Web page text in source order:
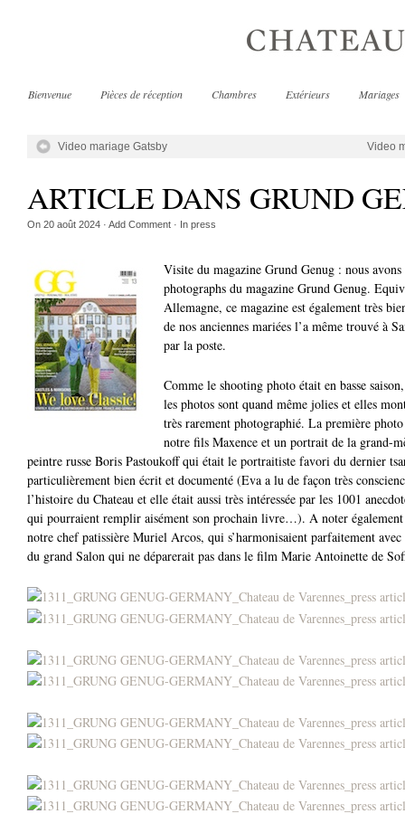
Bienvenue Pièces de réception Chambres Extérieurs Mariages
Video mariage Gatsby Video
ARTICLE DANS GRUND
On 20 août 2024 · Add Comment · In press
Visite du magazine Grund Genug : nous
photographs du magazine Grund Genug.
Allemagne, ce magazine est également très
de nos anciennes mariées l’a même trouvé à
par la poste.
Comme le shooting photo était en basse
les photos sont quand même jolies et elles
très rarement photographié. La première
notre fils Maxence et un portrait de la grand-
peintre russe Boris Pastoukoff qui était le portraitiste favori du dernier
particulièrement bien écrit et documenté (Eva a lu de façon très
l’histoire du Chateau et elle était aussi très intéressée par les 1001
qui pourraient remplir aisément son prochain livre…). A noter également
notre chef patissière Muriel Arcos, qui s’harmonisaient parfaitement avec
du grand Salon qui ne déparerait pas dans le film Marie Antoinette de